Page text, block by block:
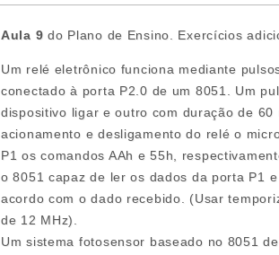
Aula 9do Plano de Ensino. Exercícios
Um relé eletrônico funciona mediante
conectado à porta P2.0 de um 8051. Um
dispositivo ligar e outro com duração de
acionamento e desligamento do relé o
P1 os comandos AAh e 55h,
o 8051 capaz de ler os dados da porta P1
acordo com o dado recebido. (Usar
de 12 MHz).
Um sistema fotosensor baseado no 8051